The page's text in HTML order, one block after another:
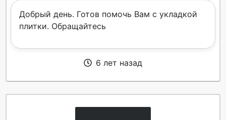
Добрый день. Готов помочь Вам с укладкой
плитки. Обращайтесь
6 лет назад